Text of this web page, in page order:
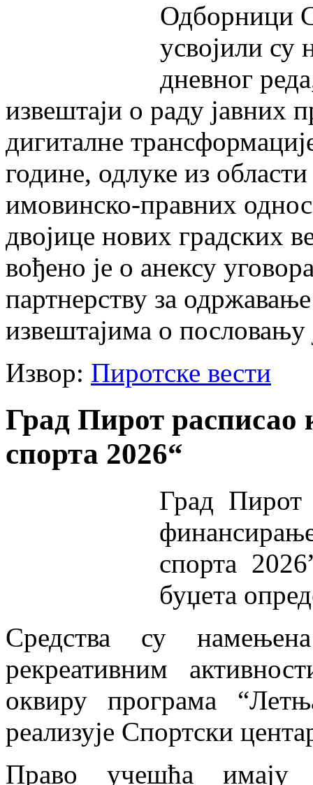
Одборници
усвојили су
дневног
извештаји о раду јавних
дигиталне
године, одлуке из
имовинско-правних
двојице нових градских
вођено је о анексу
партнерству за
извештајима о пословању
Извор: Пиротске вести
Град Пирот
спорта 2026“
Град Пирот
спорта
буџета
Средства су
рекреативним
оквиру програма
реализује Спортски
Право учешћа имају